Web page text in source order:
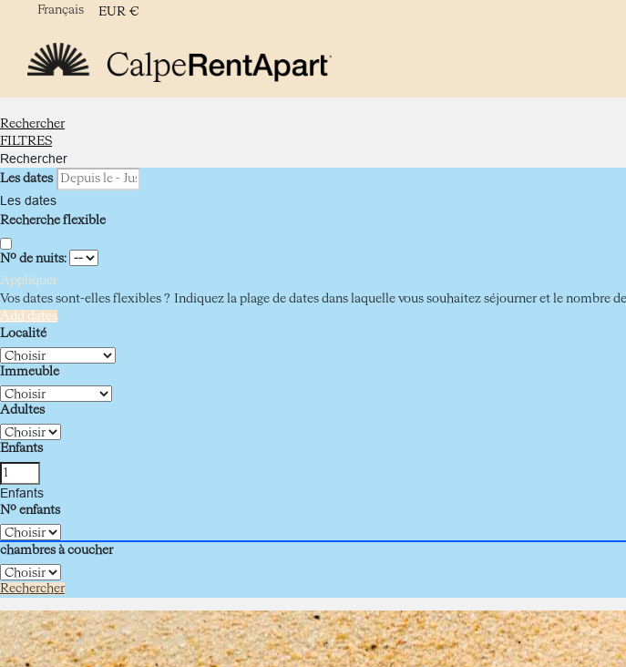
Français EUR €
Rechercher
FILTRES
Rechercher
Les dates
Les dates
Recherche flexible
Nº de nuits:
Appliquer
Vos dates sont-elles flexibles ? Indiquez la plage de dates dans laquelle vous souhaitez séjourner et le nombre
Add dates
Localité
Immeuble
Adultes
Enfants
Enfants
Nº enfants
chambres à coucher
Rechercher